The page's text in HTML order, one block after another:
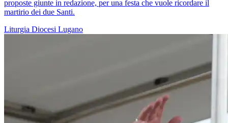
proposte giunte in redazione, per una festa che vuole ricordare il
martirio dei due Santi.
Liturgia Diocesi Lugano